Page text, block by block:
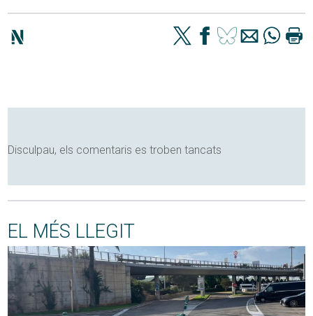
Disculpau, els comentaris es troben tancats
EL MÉS LLEGIT